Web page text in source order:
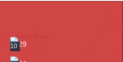
10